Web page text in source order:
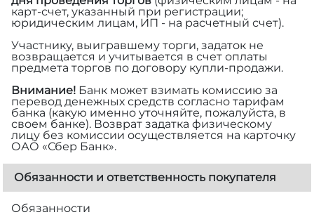
карт-счет, указанный при регистрации;
юридическим лицам, ИП - на расчетный счет).
Участнику, выигравшему торги, задаток не
возвращается и учитывается в счет оплаты
предмета торгов по договору купли-продажи.
Внимание! Банк может взимать комиссию за
перевод денежных средств согласно тарифам
банка (какую именно уточняйте, пожалуйста, в
своем банке). Возврат задатка физическому
лицу без комиссии осуществляется на карточку
ОАО «Сбер Банк».
Обязанности и ответственность покупателя
Обязанности